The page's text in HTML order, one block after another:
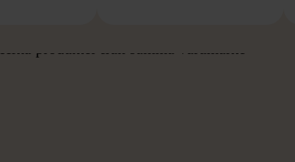
Hitta produkter från samma varumärke